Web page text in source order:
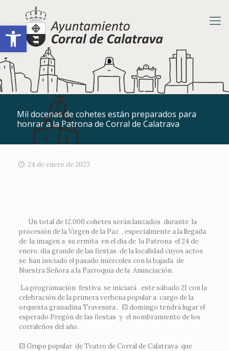
Abrir barra de herramientas
Mil docenas de cohetes están preparados para
honrar a la Patrona de Corral de Calatrava
24 de enero de 2023
Un total de 12.000 cohetes serán lanzados durante la
procesión de la Virgen de la Paz , especialmente a la llegada
de la imagen a su ermita en el día de la Patrona el 24 de
enero, día grande de las fiestas de la localidad cuyos actos
se han iniciado el pasado miércoles con la bajada de
Nuestra Señora a la Parroquia de la Anunciación.
La programación festiva se iniciará este sábado 21 con la
celebración de la primera verbena popular a cargo de la
orquesta granadina Travesura . El domingo tendrá lugar el
esperado Pregón de las fiestas y el nombramiento de los
corraleños del año.
El Grupo popular de Teatro de Corral de Calatrava que